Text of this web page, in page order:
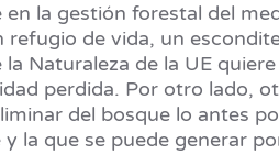
la gestión forestal del
de vida, un
Naturaleza de la UE
perdida. Por otro lado,
del bosque lo antes
la que se puede generar